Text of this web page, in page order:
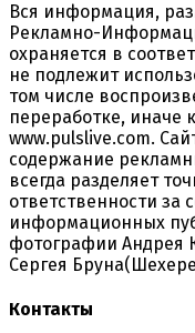
Вся информация,
Рекламно-
охраняется в
не подлежит
том числе
переработке, иначе
www.pulslive.com.
содержание
всегда разделяет
ответственности за
информационных
фотографии Андрея
Сергея
Контакты